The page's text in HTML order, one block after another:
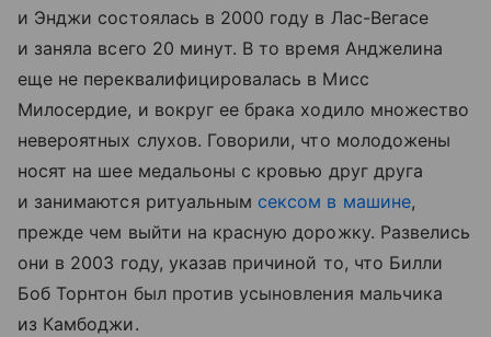
и Энджи состоялась в 2000 году в Лас-Вегасе
и заняла всего 20 минут. В то время Анджелина
еще не переквалифицировалась в Мисс
Милосердие, и вокруг ее брака ходило множество
невероятных слухов. Говорили, что молодожены
носят на шее медальоны с кровью друг друга
и занимаются ритуальным сексом в машине,
прежде чем выйти на красную дорожку. Развелись
они в 2003 году, указав причиной то, что Билли
Боб Торнтон был против усыновления мальчика
из Камбоджи.